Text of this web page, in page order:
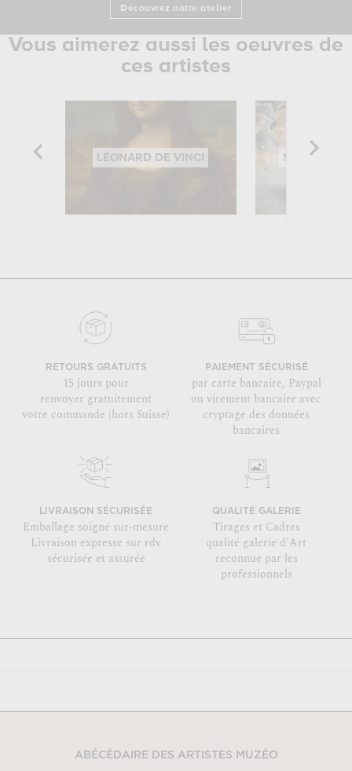
Découvrez notre atelier
Vous aimerez aussi les oeuvres de
ces artistes
LÉONARD DE VINCI SANDRO
RETOURS GRATUITS
15 jours pour
renvoyer gratuitement
votre commande (hors Suisse)
PAIEMENT SÉCURISÉ
par carte bancaire, Paypal
ou virement bancaire avec
cryptage des données
bancaires
LIVRAISON SÉCURISÉE
Emballage soigné sur-mesure
Livraison expresse sur rdv
sécurisée et assurée
QUALITÉ GALERIE
Tirages et Cadres
qualité galerie d'Art
reconnue par les
professionnels
ABÉCÉDAIRE DES ARTISTES MUZÉO